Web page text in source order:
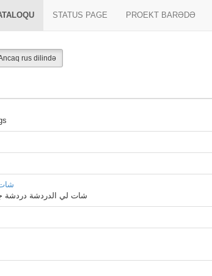
STATUS PAGE PROEKT BARƏDƏ
rus dilində
شات لي الدردشة دردشة